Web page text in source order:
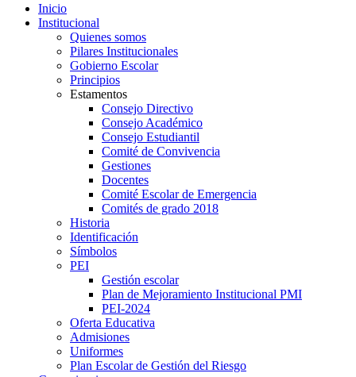
Inicio
Institucional
Quienes somos
Pilares Institucionales
Gobierno Escolar
Principios
Estamentos
Consejo Directivo
Consejo Académico
Consejo Estudiantil
Comité de Convivencia
Gestiones
Docentes
Comité Escolar de Emergencia
Comités de grado 2018
Historia
Identificación
Símbolos
PEI
Gestión escolar
Plan de Mejoramiento Institucional PMI
PEI-2024
Oferta Educativa
Admisiones
Uniformes
Plan Escolar de Gestión del Riesgo